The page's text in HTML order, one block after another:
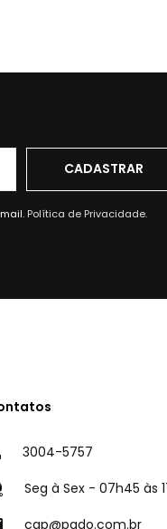
Política de Privacidade.
3004-5757
Seg à Sex - 07h45 às
cap@pado.com.br